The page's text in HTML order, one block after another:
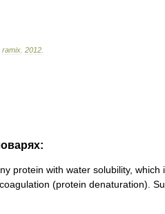
ramix 2012
protein with water solubility, which
(protein denaturation).